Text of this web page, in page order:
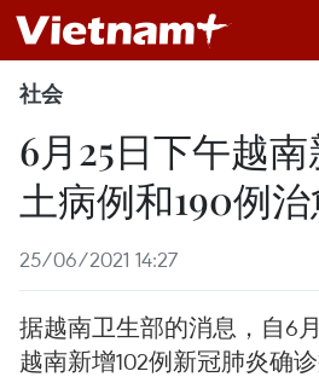
社会
6月25日下午越
土病例和190例
25/06/2021 14:27
据越南卫生部的消息，自6月
越南新增102例新冠肺炎确